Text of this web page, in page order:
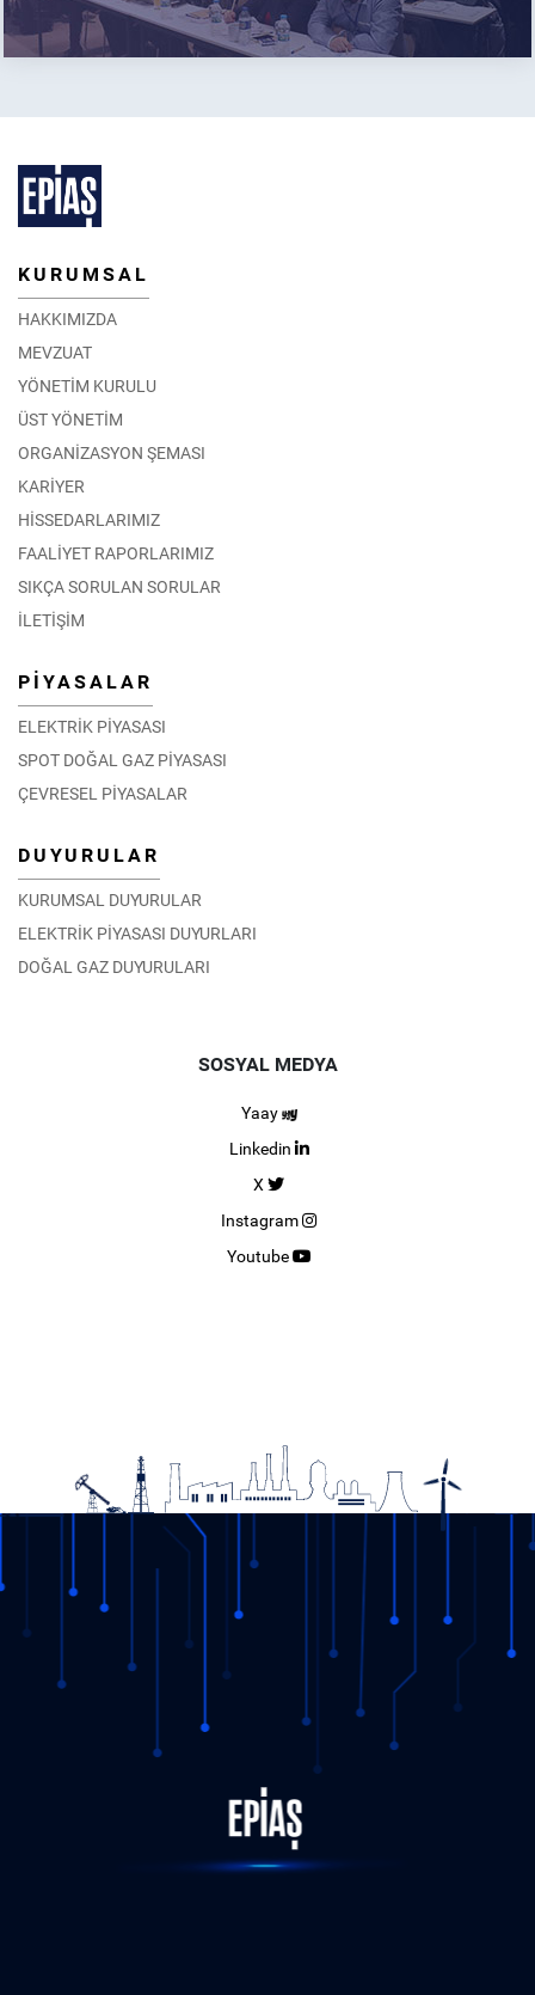
KURUMSAL
HAKKIMIZDA
MEVZUAT
YÖNETİM KURULU
ÜST YÖNETİM
ORGANİZASYON ŞEMASI
KARİYER
HİSSEDARLARIMIZ
FAALİYET RAPORLARIMIZ
SIKÇA SORULAN SORULAR
İLETİŞİM
PİYASALAR
ELEKTRİK PİYASASI
SPOT DOĞAL GAZ PİYASASI
ÇEVRESEL PİYASALAR
DUYURULAR
KURUMSAL DUYURULAR
ELEKTRİK PİYASASI DUYURLARI
DOĞAL GAZ DUYURULARI
SOSYAL MEDYA
Yaay
Linkedin
X
Instagram
Youtube